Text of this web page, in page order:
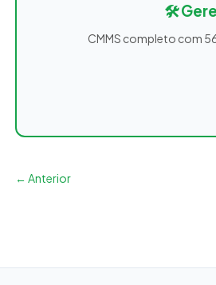
🛠️
CMMS completo com
← Anterior